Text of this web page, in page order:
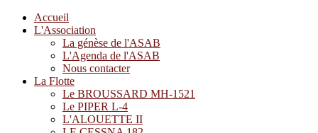
Accueil
L'Association
La génèse de l'ASAB
L'Agenda de l'ASAB
Nous contacter
La Flotte
Le BROUSSARD MH-1521
Le PIPER L-4
L'ALOUETTE II